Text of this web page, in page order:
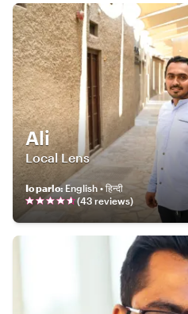
Ali
Local Lens
Io parlo: English • हिन्दी
(43 reviews)